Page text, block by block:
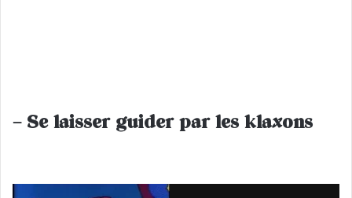
– Se laisser guider par les klaxons